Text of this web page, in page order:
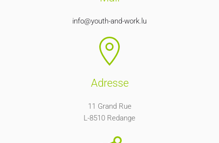
info@youth-and-work.lu
Adresse
11 Grand Rue
L-8510 Redange